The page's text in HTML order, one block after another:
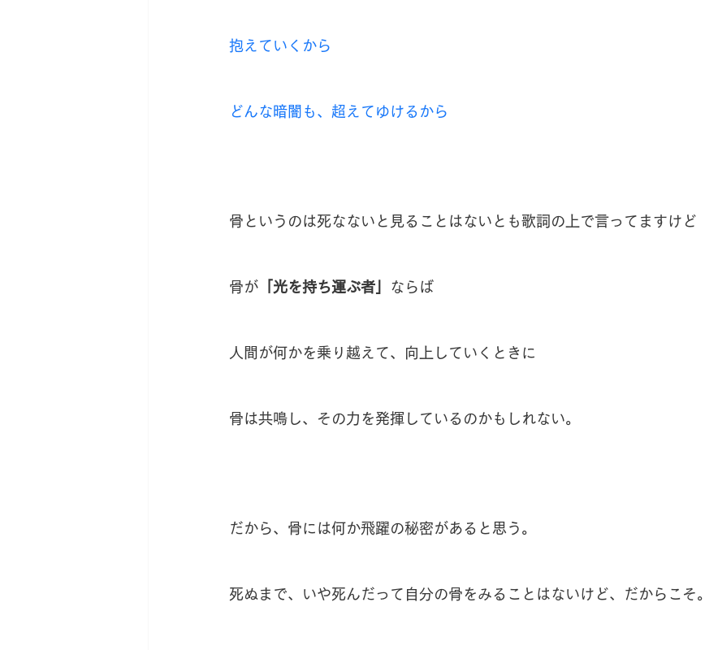
抱えていくから
どんな暗闇も、超えてゆけるから
骨というのは死なないと見ることはないとも歌詞の上で言ってますけど
骨が 「光を持ち運ぶ者」 ならば
人間が何かを乗り越えて、向上していくときに
骨は共鳴し、その力を発揮しているのかもしれない。
だから、骨には何か飛躍の秘密があると思う。
死ぬまで、いや死んだって自分の骨をみることはないけど、だからこそ。